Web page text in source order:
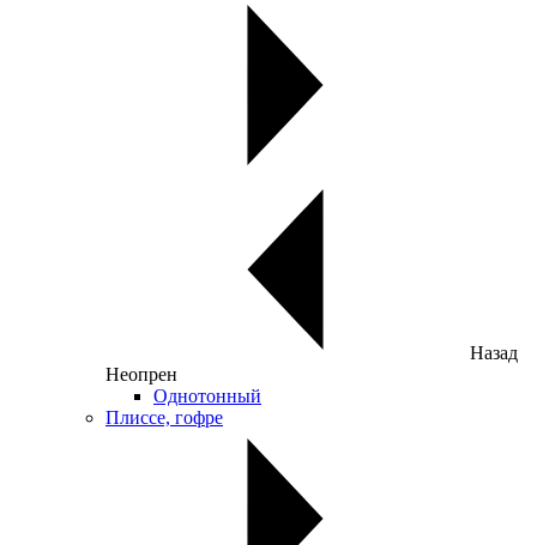
Назад
Неопрен
Однотонный
Плиссе, гофре